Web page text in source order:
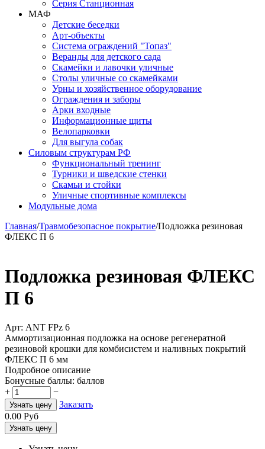
Серия Станционная
МАФ
Детские беседки
Арт-объекты
Система ограждений "Топаз"
Веранды для детского сада
Скамейки и лавочки уличные
Столы уличные со скамейками
Урны и хозяйственное оборудование
Ограждения и заборы
Арки входные
Информационные щиты
Велопарковки
Для выгула собак
Силовым структурам РФ
Функциональный тренинг
Турники и шведские стенки
Скамьи и стойки
Уличные спортивные комплексы
Модульные дома
Главная/Травмобезопасное покрытие/Подложка резиновая
ФЛЕКС П 6
Подложка резиновая ФЛЕКС
П 6
Арт: ANT FPz 6
Аммортизационная подложка на основе регенератной
резиновой крошки для комбисистем и наливных покрытий
ФЛЕКС П 6 мм
Подробное описание
Бонусные баллы: баллов
+
−
Узнать цену
Заказать
0.00 Руб
Узнать цену